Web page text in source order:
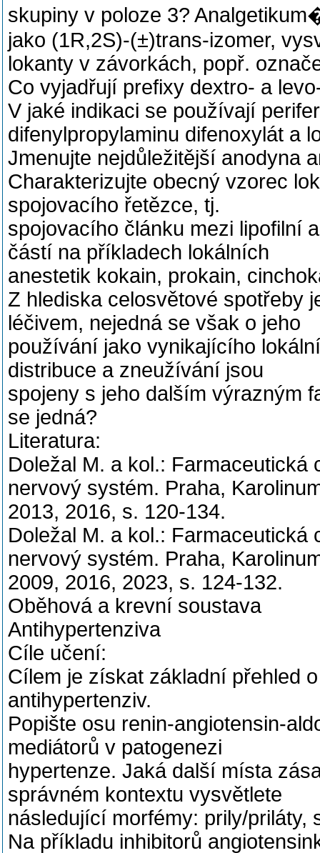
skupiny v poloze 3?
jako (1R,2S)-(±)trans-izomer,
lokanty v závorkách, popř.
Co vyjadřují prefixy dextro- a
V jaké indikaci se používají
difenylpropylaminu difenoxylát a
Jmenujte nejdůležitější anodyna
Charakterizujte obecný vzorec
spojovacího řetězce, tj.
spojovacího článku mezi lipofilní
částí na příkladech lokálních
anestetik kokain, prokain,
Z hlediska celosvětové spotřeby
léčivem, nejedná se však o jeho
používání jako vynikajícího
distribuce a zneužívání jsou
spojeny s jeho dalším výrazným
se jedná?
Literatura:
Doležal M. a kol.:
nervový systém. Praha,
2013, 2016, s. 120-134.
Doležal M. a kol.:
nervový systém. Praha,
2009, 2016, 2023, s. 124-132.
Oběhová a krevní soustava
Antihypertenziva
Cíle učení:
Cílem je získat základní přehled
antihypertenziv.
Popište osu renin-angiotensin-
mediátorů v patogenezi
hypertenze. Jaká další místa
správném kontextu vysvětlete
následující morfémy: prily/priláty,
Na příkladu inhibitorů